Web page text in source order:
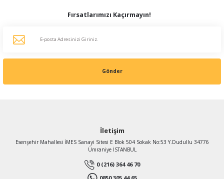
Fırsatlarımızı Kaçırmayın!
Gönder
İletişim
Esenşehir Mahallesi İMES Sanayi Sitesi E Blok 504 Sokak No:53 Y.Dudullu 34776
Ümraniye İSTANBUL
0 (216) 364 46 70
0850 305 44 65